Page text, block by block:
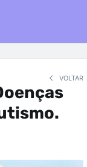
VOLTAR